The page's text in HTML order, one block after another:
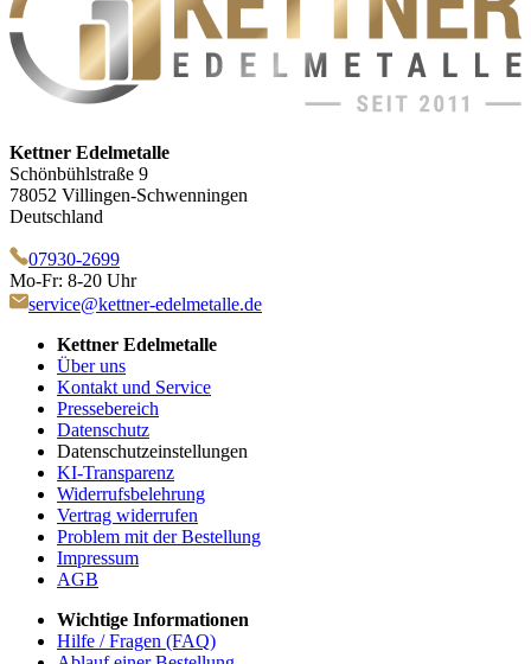
Kettner Edelmetalle
Schönbühlstraße 9
78052 Villingen-Schwenningen
Deutschland
07930-2699
Mo-Fr: 8-20 Uhr
service@kettner-edelmetalle.de
Kettner Edelmetalle
Über uns
Kontakt und Service
Pressebereich
Datenschutz
Datenschutzeinstellungen
KI-Transparenz
Widerrufsbelehrung
Vertrag widerrufen
Problem mit der Bestellung
Impressum
AGB
Wichtige Informationen
Hilfe / Fragen (FAQ)